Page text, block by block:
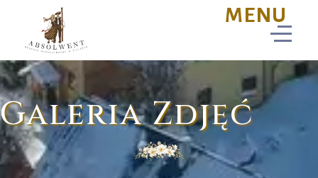
Galeria Zdjęć